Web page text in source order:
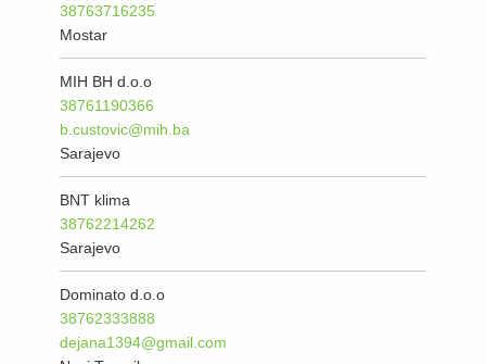
38763716235
Mostar
MIH BH d.o.o
38761190366
b.custovic@mih.ba
Sarajevo
BNT klima
38762214262
Sarajevo
Dominato d.o.o
38762333888
dejana1394@gmail.com